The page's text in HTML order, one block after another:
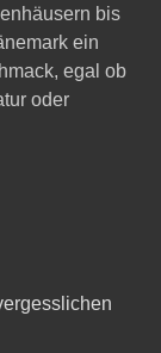
bis
ein
egal ob
oder